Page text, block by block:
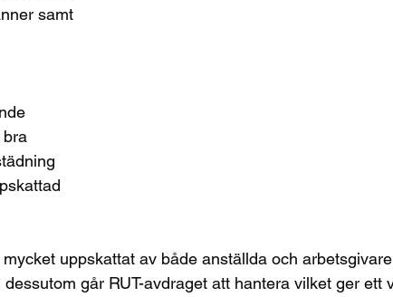
samt
bra
uppskattat av både anställda och
går RUT-avdraget att hantera vilket ger ett